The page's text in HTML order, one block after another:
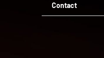
Contact